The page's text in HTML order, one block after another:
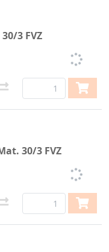
3 FVZ
30/3 FVZ